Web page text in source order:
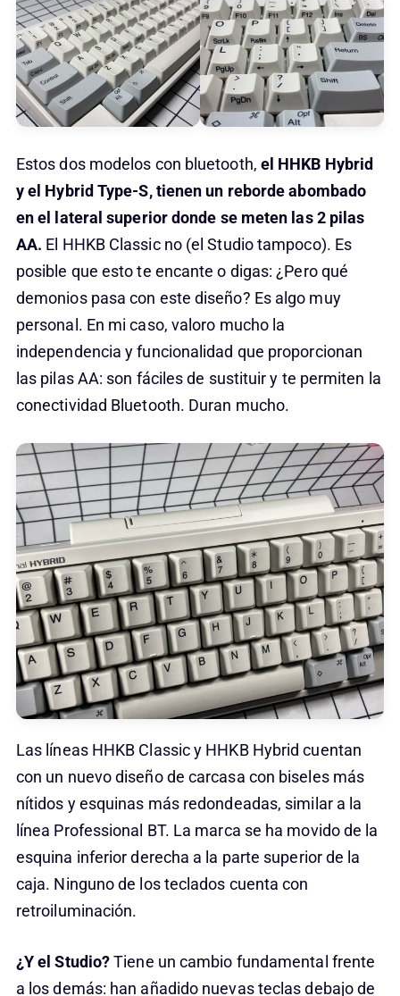
Estos dos modelos con bluetooth, el HHKB Hybrid
y el Hybrid Type-S, tienen un reborde abombado
en el lateral superior donde se meten las 2 pilas
AA. El HHKB Classic no (el Studio tampoco). Es
posible que esto te encante o digas: ¿Pero qué
demonios pasa con este diseño? Es algo muy
personal. En mi caso, valoro mucho la
independencia y funcionalidad que proporcionan
las pilas AA: son fáciles de sustituir y te permiten la
conectividad Bluetooth. Duran mucho.
Las líneas HHKB Classic y HHKB Hybrid cuentan
con un nuevo diseño de carcasa con biseles más
nítidos y esquinas más redondeadas, similar a la
línea Professional BT. La marca se ha movido de la
esquina inferior derecha a la parte superior de la
caja. Ninguno de los teclados cuenta con
retroiluminación.
¿Y el Studio?Tiene un cambio fundamental frente
a los demás: han añadido nuevas teclas debajo de